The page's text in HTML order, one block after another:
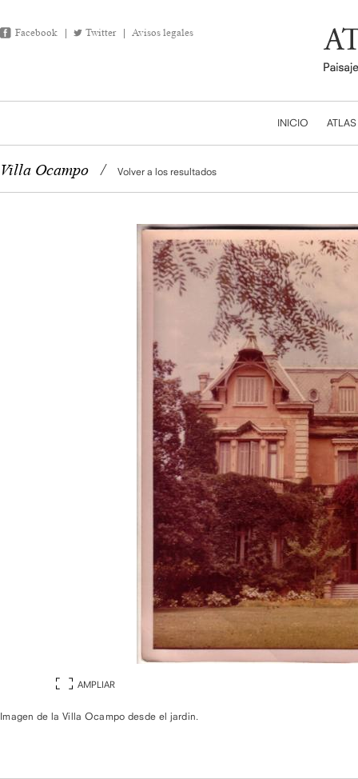
Facebook Twitter Avisos legales
INICIO ATLAS
Villa Ocampo / Volver a los resultados
AMPLIAR
Imagen de la Villa Ocampo desde el jardin.